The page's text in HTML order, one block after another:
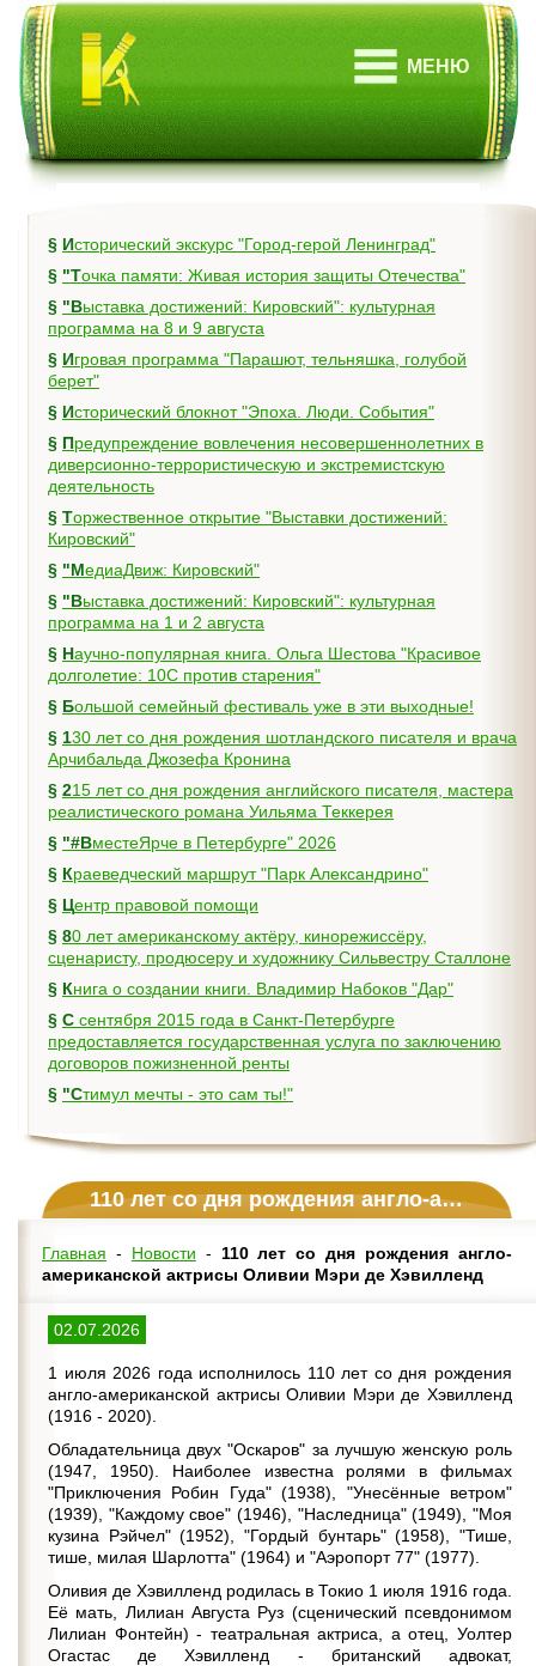
МЕНЮ
§
Исторический экскурс "Город-герой Ленинград"
§
"Точка памяти: Живая история защиты Отечества"
§ "Выставка достижений: Кировский": культурная
программа на 8 и 9 августа
§ Игровая программа "Парашют, тельняшка, голубой
берет"
§
Исторический блокнот "Эпоха. Люди. События"
§ Предупреждение вовлечения несовершеннолетних в
диверсионно-террористическую и экстремистскую
деятельность
§ Торжественное открытие "Выставки достижений:
Кировский"
§
"МедиаДвиж: Кировский"
§ "Выставка достижений: Кировский": культурная
программа на 1 и 2 августа
§ Научно-популярная книга. Ольга Шестова "Красивое
долголетие: 10C против старения"
§
Большой семейный фестиваль уже в эти выходные!
§ 130 лет со дня рождения шотландского писателя и врача
Арчибальда Джозефа Кронина
§ 215 лет со дня рождения английского писателя, мастера
реалистического романа Уильяма Теккерея
§
"#ВместеЯрче в Петербурге" 2026
§
Краеведческий маршрут "Парк Александрино"
§
Центр правовой помощи
§ 80 лет американскому актёру, кинорежиссёру,
сценаристу, продюсеру и художнику Сильвестру Сталлоне
§
Книга о создании книги. Владимир Набоков "Дар"
§ С сентября 2015 года в Санкт-Петербурге
предоставляется государственная услуга по заключению
договоров пожизненной ренты
§
"Стимул мечты - это сам ты!"
110 лет со дня рождения англо-американской актрисы Оливии Мэри де Хэвилленд
Главная - Новости - 110 лет со дня рождения англо-
американской актрисы Оливии Мэри де Хэвилленд
02.07.2026
1 июля 2026 года исполнилось 110 лет со дня рождения
англо-американской актрисы Оливии Мэри де Хэвилленд
(1916 - 2020).
Обладательница двух "Оскаров" за лучшую женскую роль
(1947, 1950). Наиболее известна ролями в фильмах
"Приключения Робин Гуда" (1938), "Унесённые ветром"
(1939), "Каждому свое" (1946), "Наследница" (1949), "Моя
кузина Рэйчел" (1952), "Гордый бунтарь" (1958), "Тише,
тише, милая Шарлотта" (1964) и "Аэропорт 77" (1977).
Оливия де Хэвилленд родилась в Токио 1 июля 1916 года.
Её мать, Лилиан Августа Руз (сценический псевдонимом
Лилиан Фонтейн) - театральная актриса, а отец, Уолтер
Огастас де Хэвилленд - британский адвокат,